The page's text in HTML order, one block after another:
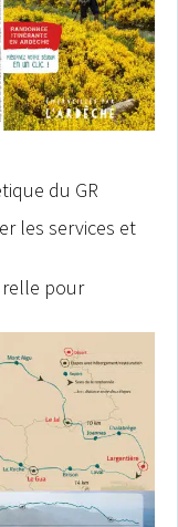
du GR
les services et
pour